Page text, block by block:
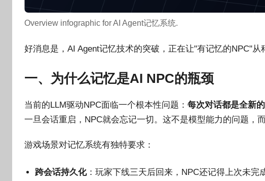
Overview infographic for AI Agent记忆系统.
好消息是，AI Agent记忆技术的突破，正在让"有记忆的NPC"从
一、为什么记忆是AI NPC的瓶颈
当前的LLM驱动NPC面临一个根本性问题： 每次对话都是全新
一旦会话重启，NPC就会忘记一切。这不是模型能力的问题，
游戏场景对记忆系统有独特要求：
跨会话持久化：玩家下线三天后回来，NPC还记得上次未完